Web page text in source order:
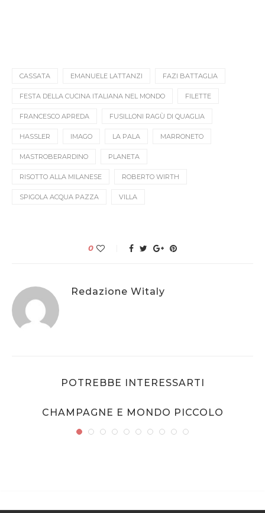
CASSATA EMANUELE LATTANZI FAZI BATTAGLIA
FESTA DELLA CUCINA ITALIANA NEL MONDO FILETTE
FRANCESCO APREDA FUSILLONI RAGÙ DI QUAGLIA
HASSLER IMAGO LA PALA MARRONETO
MASTROBERARDINO PLANETA
RISOTTO ALLA MILANESE ROBERTO WIRTH
SPIGOLA ACQUA PAZZA VILLA
0
Redazione Witaly
POTREBBE INTERESSARTI
CHAMPAGNE E MONDO PICCOLO